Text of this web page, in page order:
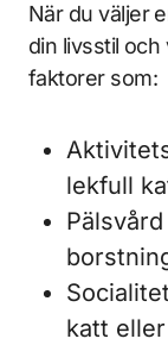
När du väljer
din livsstil
faktorer som:
lekfull
katt